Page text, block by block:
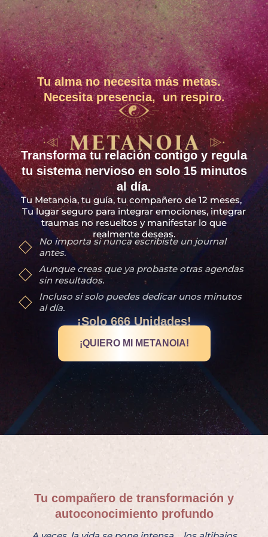
Tu alma no necesita más metas.
Necesita presencia, un respiro.
Transforma tu relación contigo y regula
tu sistema nervioso en solo 15 minutos
al día.
Tu Metanoia, tu guía, tu compañero de 12 meses,
Tu lugar seguro para integrar emociones, integrar
traumas no resueltos y manifestar lo que
realmente deseas.
No importa si nunca escribiste un journal
antes.
Aunque creas que ya probaste otras agendas
sin resultados.
Incluso si solo puedes dedicar unos minutos
al día.
¡Solo 666 Unidades!
¡QUIERO MI METANOIA!
Tu compañero de transformación y
autoconocimiento profundo